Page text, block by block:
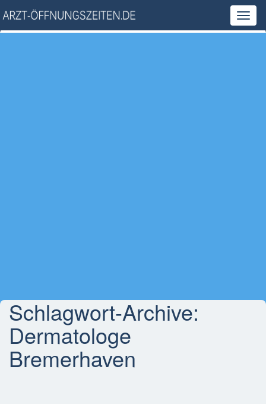
Schlagwort-Archive:
Dermatologe
Bremerhaven